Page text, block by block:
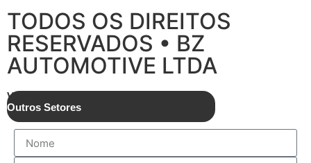
TODOS OS DIREITOS
RESERVADOS • BZ
AUTOMOTIVE LTDA
Vendas
Outros Setores